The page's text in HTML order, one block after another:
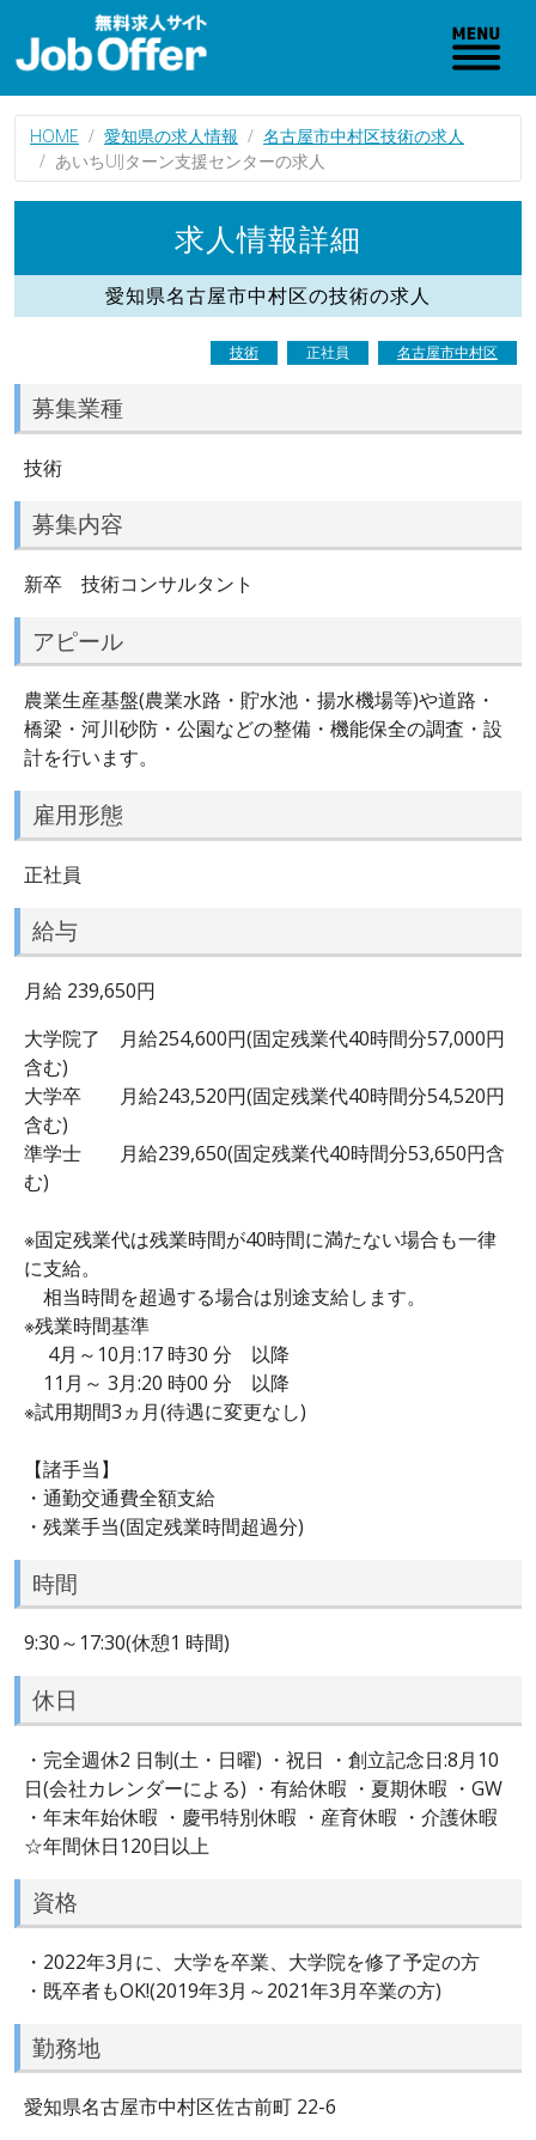
HOME 愛知県の求人情報
名古屋市中村区技術の求人
あいちUIJターン支援センターの求人
求人情報詳細
愛知県名古屋市中村区の技術の求人
技術 正社員 名古屋市中村区
募集業種
技術
募集内容
新卒 技術コンサルタント
アピール
農業生産基盤(農業水路・貯水池・揚水機場等)や道路・
橋梁・河川砂防・公園などの整備・機能保全の調査・設
計を行います。
雇用形態
正社員
給与
月給 239,650円
大学院了 月給254,600円(固定残業代40時間分57,000円
含む)
大学卒 月給243,520円(固定残業代40時間分54,520円
含む)
準学士 月給239,650(固定残業代40時間分53,650円含
む)
※固定残業代は残業時間が40時間に満たない場合も一律
に支給。
相当時間を超過する場合は別途支給します。
※残業時間基準
4月～10月:17 時30 分 以降
11月～ 3月:20 時00 分 以降
※試用期間3ヵ月(待遇に変更なし)
【諸手当】
・通勤交通費全額支給
・残業手当(固定残業時間超過分)
時間
9:30～17:30(休憩1 時間)
休日
・完全週休2 日制(土・日曜) ・祝日 ・創立記念日:8月10
日(会社カレンダーによる) ・有給休暇 ・夏期休暇 ・GW
・年末年始休暇 ・慶弔特別休暇 ・産育休暇 ・介護休暇
☆年間休日120日以上
資格
・2022年3月に、大学を卒業、大学院を修了予定の方
・既卒者もOK!(2019年3月～2021年3月卒業の方)
勤務地
愛知県名古屋市中村区佐古前町 22-6